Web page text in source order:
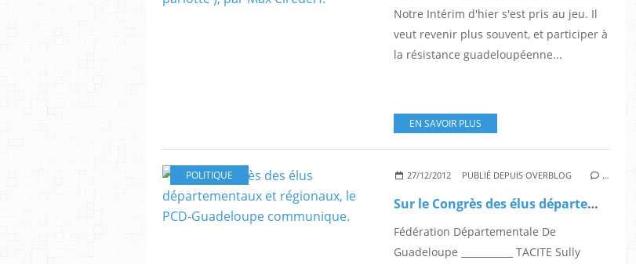
Notre Intérim d'hier s'est pris au jeu. Il
veut revenir plus souvent, et participer à
la résistance guadeloupéenne...
EN SAVOIR PLUS
POLITIQUE 27/12/2012 PUBLIÉ DEPUIS OVERBLOG …
Sur le Congrès des élus départementaux et régionaux, le PCD-Guadeloupe communique.
Fédération Départementale De
Guadeloupe ___________ TACITE Sully